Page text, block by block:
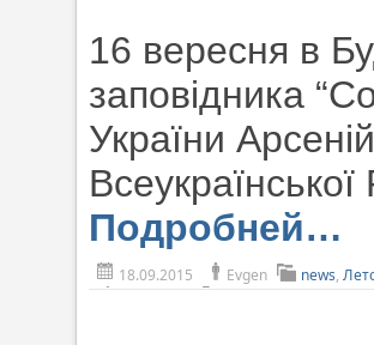
16 вересня в
заповідника
України
Всеукраїнської
Подробней…
18.09.2015 Evgen news,